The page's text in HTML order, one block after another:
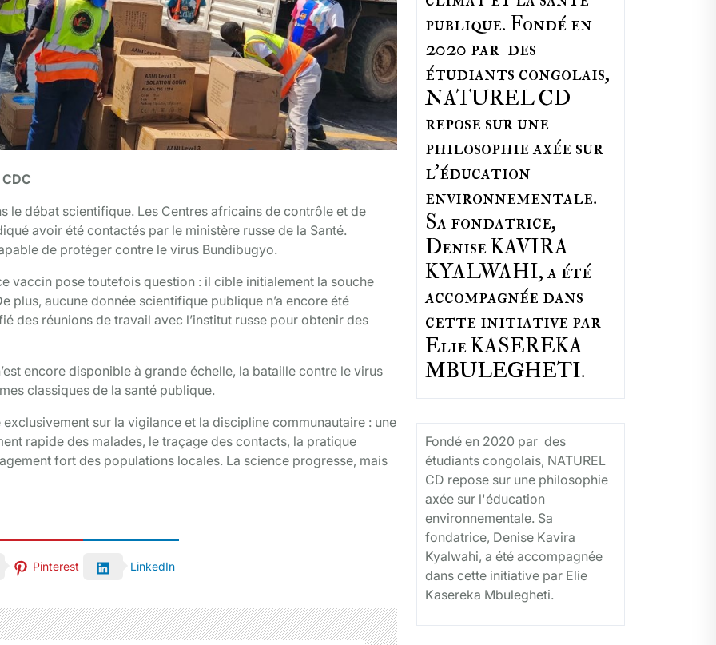
le débat scientifique. Les Centres africains de contrôle et de
avoir été contactés par le ministère russe de la Santé.
de protéger contre le virus Bundibugyo.
vaccin pose toutefois question : il cible initialement la souche
plus, aucune donnée scientifique publique n’a encore été
des réunions de travail avec l’institut russe pour obtenir des
encore disponible à grande échelle, la bataille contre le virus
classiques de la santé publique.
sur la vigilance et la discipline communautaire : une
rapide des malades, le traçage des contacts, la pratique
fort des populations locales. La science progresse, mais
Pinterest LinkedIn
publique. Fondé en
2020 par des
étudiants congolais,
NATUREL CD
repose sur une
philosophie axée sur
l'éducation
environnementale.
Sa fondatrice,
Denise KAVIRA
KYALWAHI, a été
accompagnée dans
cette initiative par
Elie KASEREKA
MBULEGHETI.
Fondé en 2020 par des
étudiants congolais, NATUREL
CD repose sur une philosophie
axée sur l'éducation
environnementale. Sa
fondatrice, Denise Kavira
Kyalwahi, a été accompagnée
dans cette initiative par Elie
Kasereka Mbulegheti.